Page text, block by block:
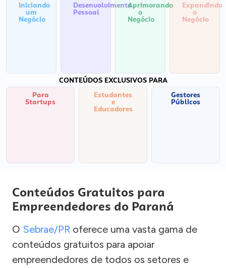
Iniciando
um
Negócio
Desenvolvimento
Pessoal
Aprimorando
o
Negócio
Expandindo
o
Negócio
CONTEÚDOS EXCLUSIVOS PARA
Para
Startups
Estudantes
e
Educadores
Gestores
Públicos
Conteúdos Gratuitos para
Empreendedores do Paraná
O Sebrae/PR oferece uma vasta gama de
conteúdos gratuitos para apoiar
empreendedores de todos os setores e